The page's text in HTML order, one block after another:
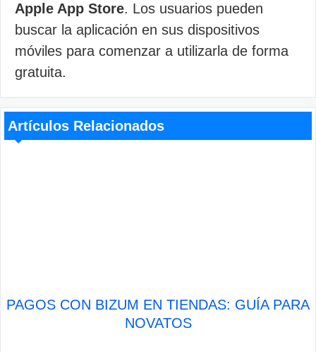
Apple App Store. Los usuarios pueden
buscar la aplicación en sus dispositivos
móviles para comenzar a utilizarla de forma
gratuita.
Artículos Relacionados
PAGOS CON BIZUM EN TIENDAS: GUÍA PARA
NOVATOS